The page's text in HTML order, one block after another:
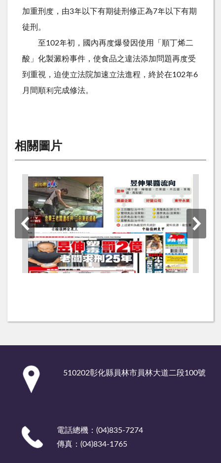
加重刑度，由3年以下有期徒刑修正為7年以下有期
徒刑。
至102年初，國內再度爆發因使用「順丁烯二
酸」化製澱粉事件，使食品之違法添加問題再度受
到重視，迫使立法院加速立法進程，終於在102年6
月間順利完成修法。
相關圖片
510202彰化縣員林市員林大道二段100號
電話總機：(04)835-7274
傳真：(04)834-1765